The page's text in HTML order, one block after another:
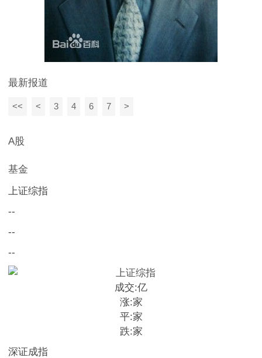
最新报道
<< < 3 4 6 7 >
A股
基金
上证综指
--
--
--
成交:亿
涨:家
平:家
跌:家
深证成指